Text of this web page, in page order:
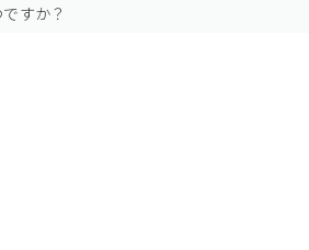
すか？